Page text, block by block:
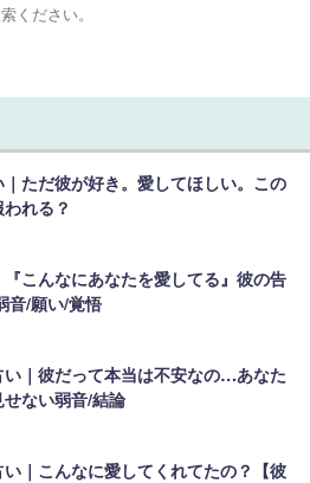
ください。
｜ただ彼が好き。愛してほしい。この
れる？
こんなにあなたを愛してる』彼の告
音/願い/覚悟
い｜彼だって本当は不安なの…あなた
ない弱音/結論
｜こんなに愛してくれてたの？【彼